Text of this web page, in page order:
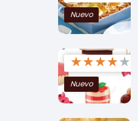
Nuevo
★★★★★
Nuevo